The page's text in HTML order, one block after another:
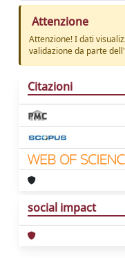
Attenzione
Attenzione! I dati
validazione da parte
Citazioni
social impact